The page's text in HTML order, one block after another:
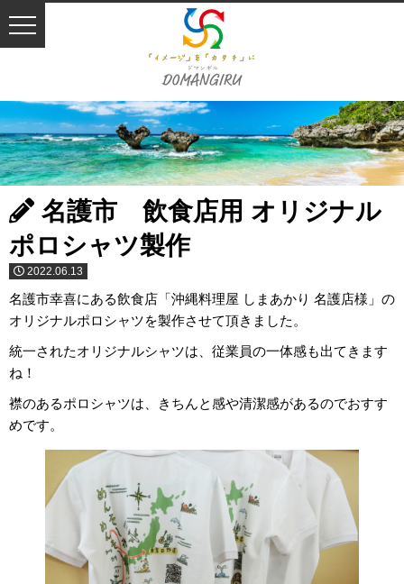
名護市 飲食店用 オリジナル
ポロシャツ製作
2022.06.13
名護市幸喜にある飲食店「沖縄料理屋 しまあかり 名護店様」の
オリジナルポロシャツを製作させて頂きました。
統一されたオリジナルシャツは、従業員の一体感も出てきます
ね！
襟のあるポロシャツは、きちんと感や清潔感があるのでおすす
めです。